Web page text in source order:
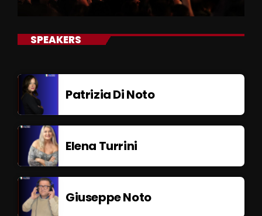
SPEAKERS
Patrizia Di Noto
Elena Turrini
Giuseppe Noto